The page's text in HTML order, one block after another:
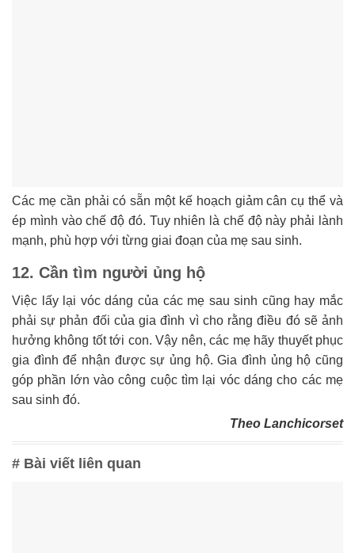
Các mẹ cần phải có sẵn một kế hoạch giảm cân cụ thể và
ép mình vào chế độ đó. Tuy nhiên là chế độ này phải lành
mạnh, phù hợp với từng giai đoạn của mẹ sau sinh.
12. Cần tìm người ủng hộ
Việc lấy lại vóc dáng của các mẹ sau sinh cũng hay mắc
phải sự phản đối của gia đình vì cho rằng điều đó sẽ ảnh
hưởng không tốt tới con. Vậy nên, các mẹ hãy thuyết phục
gia đình để nhận được sự ủng hộ. Gia đình ủng hộ cũng
góp phần lớn vào công cuộc tìm lại vóc dáng cho các mẹ
sau sinh đó.
Theo Lanchicorset
# Bài viết liên quan